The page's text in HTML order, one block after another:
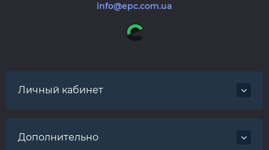
info@epc.com.ua
Личный кабинет
Дополнительно